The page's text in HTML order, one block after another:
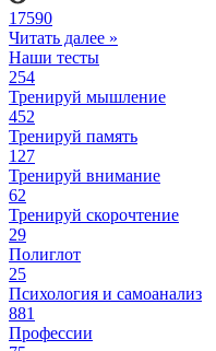
17590
Читать далее »
Наши тесты
254
Тренируй мышление
452
Тренируй память
127
Тренируй внимание
62
Тренируй скорочтение
29
Полиглот
25
Психология и самоанализ
881
Профессии